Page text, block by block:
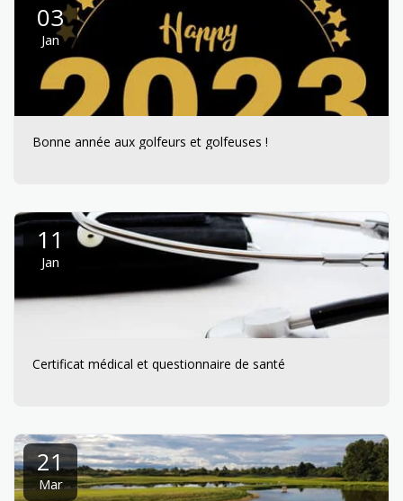
03
Jan
Bonne année aux golfeurs et golfeuses !
11
Jan
Certificat médical et questionnaire de santé
21
Mar